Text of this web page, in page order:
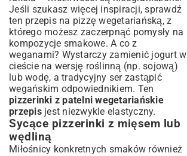
Jeśli szukasz więcej inspiracji, sprawdź
ten przepis na pizzę wegetariańską, z
którego możesz zaczerpnąć pomysły na
kompozycje smakowe. A co z
weganami? Wystarczy zamienić jogurt w
cieście na wersję roślinną (np. sojową)
lub wodę, a tradycyjny ser zastąpić
wegańskim odpowiednikiem. Ten
pizzerinki z patelni wegetariańskie
przepisjest niezwykle elastyczny.
Sycące pizzerinki z mięsem lub
wędliną
Miłośnicy konkretnych smaków również